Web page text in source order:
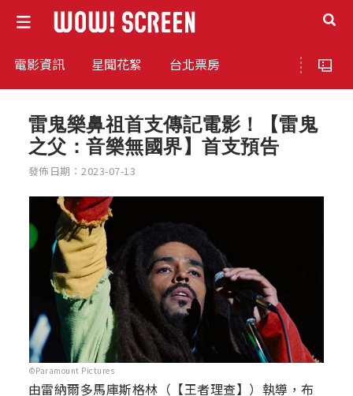
電影資訊 星聞花絮 台北票房
雷鬼樂鼻祖首支傳記電影！【雷鬼
之父：音樂無國界】首支預告
發佈日期：2023-07-13
©Paramount Pictures
由雷納爾多馬庫斯格林（【王者理查】）執導，布